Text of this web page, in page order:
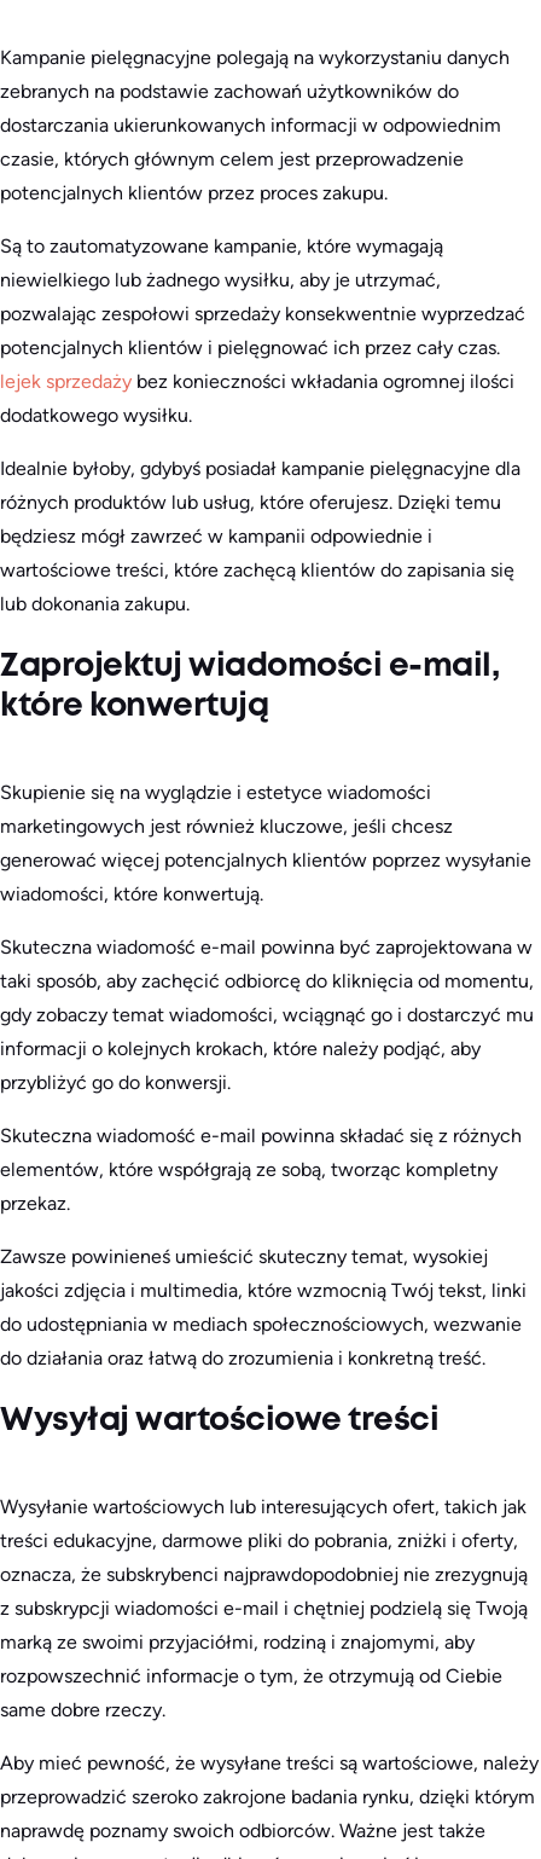
Kampanie pielęgnacyjne polegają na wykorzystaniu danych
zebranych na podstawie zachowań użytkowników do
dostarczania ukierunkowanych informacji w odpowiednim
czasie, których głównym celem jest przeprowadzenie
potencjalnych klientów przez proces zakupu.
Są to zautomatyzowane kampanie, które wymagają
niewielkiego lub żadnego wysiłku, aby je utrzymać,
pozwalając zespołowi sprzedaży konsekwentnie wyprzedzać
potencjalnych klientów i pielęgnować ich przez cały czas.
lejek sprzedaży bez konieczności wkładania ogromnej ilości
dodatkowego wysiłku.
Idealnie byłoby, gdybyś posiadał kampanie pielęgnacyjne dla
różnych produktów lub usług, które oferujesz. Dzięki temu
będziesz mógł zawrzeć w kampanii odpowiednie i
wartościowe treści, które zachęcą klientów do zapisania się
lub dokonania zakupu.
Zaprojektuj wiadomości e-mail,
które konwertują
Skupienie się na wyglądzie i estetyce wiadomości
marketingowych jest również kluczowe, jeśli chcesz
generować więcej potencjalnych klientów poprzez wysyłanie
wiadomości, które konwertują.
Skuteczna wiadomość e-mail powinna być zaprojektowana w
taki sposób, aby zachęcić odbiorcę do kliknięcia od momentu,
gdy zobaczy temat wiadomości, wciągnąć go i dostarczyć mu
informacji o kolejnych krokach, które należy podjąć, aby
przybliżyć go do konwersji.
Skuteczna wiadomość e-mail powinna składać się z różnych
elementów, które współgrają ze sobą, tworząc kompletny
przekaz.
Zawsze powinieneś umieścić skuteczny temat, wysokiej
jakości zdjęcia i multimedia, które wzmocnią Twój tekst, linki
do udostępniania w mediach społecznościowych, wezwanie
do działania oraz łatwą do zrozumienia i konkretną treść.
Wysyłaj wartościowe treści
Wysyłanie wartościowych lub interesujących ofert, takich jak
treści edukacyjne, darmowe pliki do pobrania, zniżki i oferty,
oznacza, że subskrybenci najprawdopodobniej nie zrezygnują
z subskrypcji wiadomości e-mail i chętniej podzielą się Twoją
marką ze swoimi przyjaciółmi, rodziną i znajomymi, aby
rozpowszechnić informacje o tym, że otrzymują od Ciebie
same dobre rzeczy.
Aby mieć pewność, że wysyłane treści są wartościowe, należy
przeprowadzić szeroko zakrojone badania rynku, dzięki którym
naprawdę poznamy swoich odbiorców. Ważne jest także